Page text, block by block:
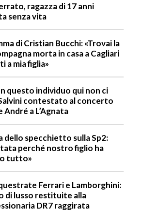
ragazza di 17 anni
senza vita
di Cristian Bucchi: «Trovai la
morta in casa a Cagliari
a mia figlia»
questo individuo qui non ci
contestato al concerto
André a L’Agnata
dello specchietto sulla Sp2:
perché nostro figlio ha
tutto»
Ferrari e Lamborghini:
di lusso restituite alla
DR7 raggirata